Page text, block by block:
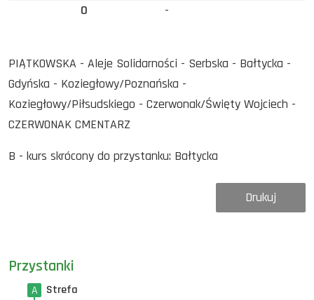
Przystanki
A
Strefa
0
-
PIĄTKOWSKA - Aleje Solidarności - Serbska - Bałtycka -
Gdyńska - Koziegłowy/Poznańska -
Koziegłowy/Piłsudskiego - Czerwonak/Święty Wojciech -
CZERWONAK CMENTARZ
B - kurs skrócony do przystanku: Bałtycka
Drukuj